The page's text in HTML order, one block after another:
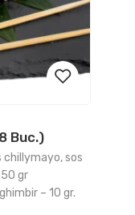
wishlist
Buc.)
chillymayo, sos
gr
– 10 gr.